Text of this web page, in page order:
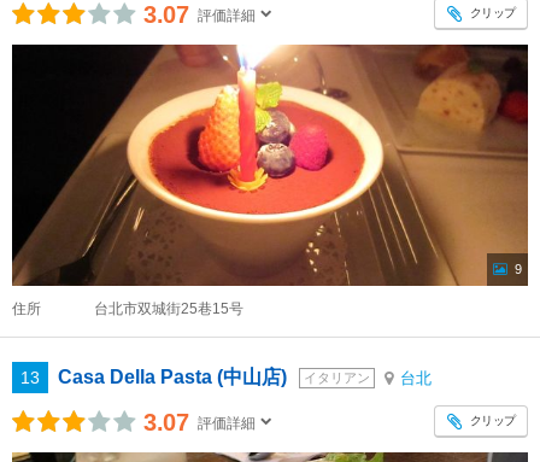
3.07 評価詳細 クリップ
9
住所 台北市双城街25巷15号
13 Casa Della Pasta (中山店) イタリアン 台北
3.07 評価詳細 クリップ